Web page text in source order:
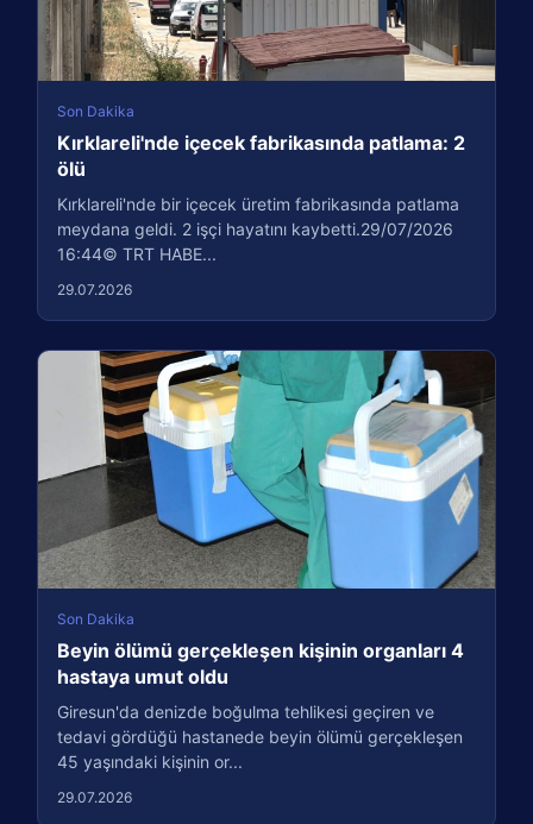
Son Dakika
Kırklareli'nde içecek fabrikasında patlama: 2
ölü
Kırklareli'nde bir içecek üretim fabrikasında patlama
meydana geldi. 2 işçi hayatını kaybetti.29/07/2026
16:44© TRT HABE...
29.07.2026
Son Dakika
Beyin ölümü gerçekleşen kişinin organları 4
hastaya umut oldu
Giresun'da denizde boğulma tehlikesi geçiren ve
tedavi gördüğü hastanede beyin ölümü gerçekleşen
45 yaşındaki kişinin or...
29.07.2026